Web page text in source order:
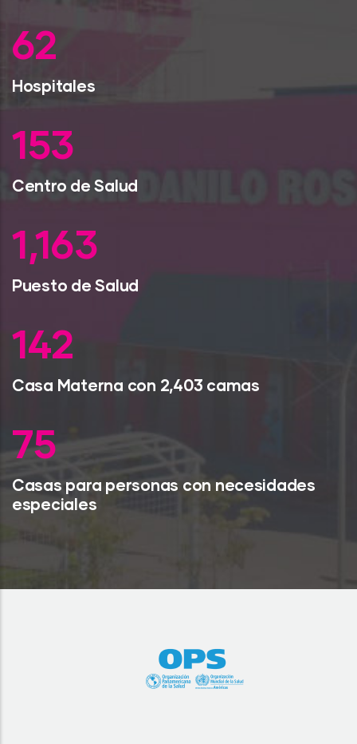
79
Hospitales
193
Centro de Salud
1,470
Puesto de Salud
179
Casa Materna con 2,403 camas
99
Casas para personas con necesidades
especiales